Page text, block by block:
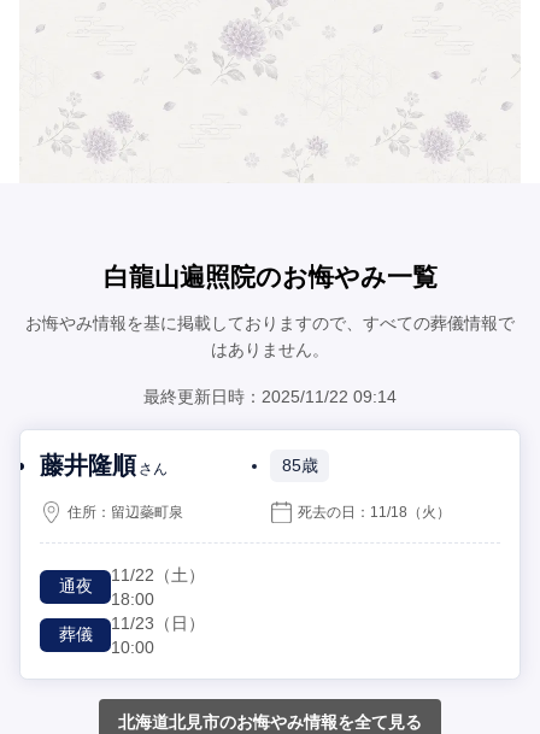
白龍山遍照院のお悔やみ一覧
お悔やみ情報を基に掲載しておりますので、すべての葬儀情報で
はありません。
最終更新日時：2025/11/22 09:14
藤井隆順 さん 85歳
住所： 留辺蘂町泉 死去の日： 11/18 （火）
通夜
11/22 （土）
18:00
葬儀
11/23 （日）
10:00
北海道北見市のお悔やみ情報を全て見る